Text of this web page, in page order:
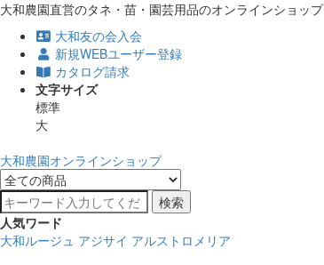
大和農園直営のタネ・苗・園芸用品のオンラインショップ
大和友の会入会
新規WEBユーザー登録
カタログ請求
文字サイズ
標準
大
大和農園オンラインショップ
検索
人気ワード
大和ルージュ アジサイ アルストロメリア